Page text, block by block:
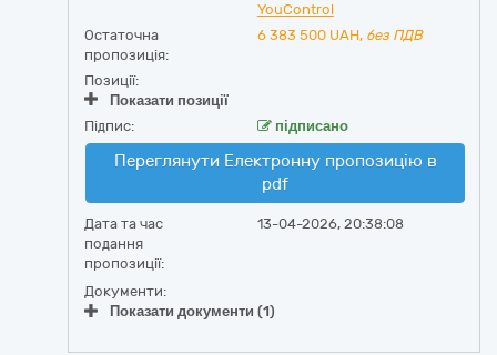
YouControl
Остаточна
пропозиція:
6 383 500 UAH, без ПДВ
Позиції:
Показати позиції
Підпис:
підписано
Переглянути Електронну пропозицію в
pdf
Дата та час
подання
пропозиції:
13-04-2026, 20:38:08
Документи:
Показати документи (1)